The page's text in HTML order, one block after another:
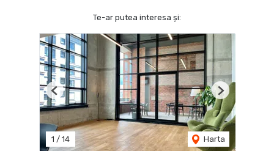
Te-ar putea interesa și:
1 / 14 Harta
Previous Next